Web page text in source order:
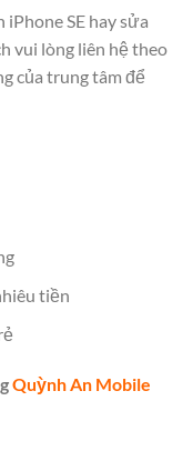
SE hay sửa
vui lòng liên hệ theo
của trung tâm để
tiền
Quỳnh An Mobile